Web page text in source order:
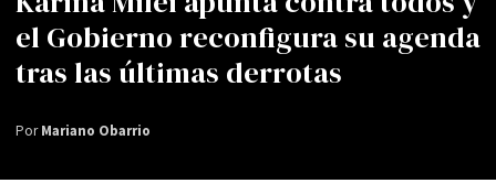
el Gobierno reconfigura su agenda
tras las últimas derrotas
PorMariano Obarrio